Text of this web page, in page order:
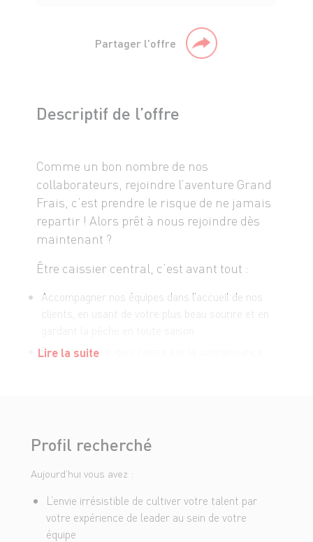
Partager l'offre
Descriptif de l’offre
Comme un bon nombre de nos
collaborateurs, rejoindre l’aventure Grand
Frais, c’est prendre le risque de ne jamais
repartir ! Alors prêt à nous rejoindre dès
maintenant ?
Être caissier central, c’est avant tout :
Accompagner nos équipes dans l’accueil de nos
clients, en usant de votre plus beau sourire et en
Former nos équipes caisse sur la connaissance
Garantir la fluidité en caisse, en participant
en évitant les embouteillages !
Veiller à l’encaissement fiable de chacun de nos
clients par nos hôtes de caisse, dans le respect
des procédures
Lire la suite
Profil recherché
Aujourd’hui vous avez :
L’envie irrésistible de cultiver votre talent par
votre expérience de leader au sein de votre
équipe